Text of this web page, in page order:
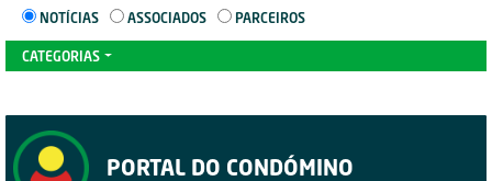
NOTÍCIAS ASSOCIADOS PARCEIROS
CATEGORIAS
PORTAL DO CONDÓMINO